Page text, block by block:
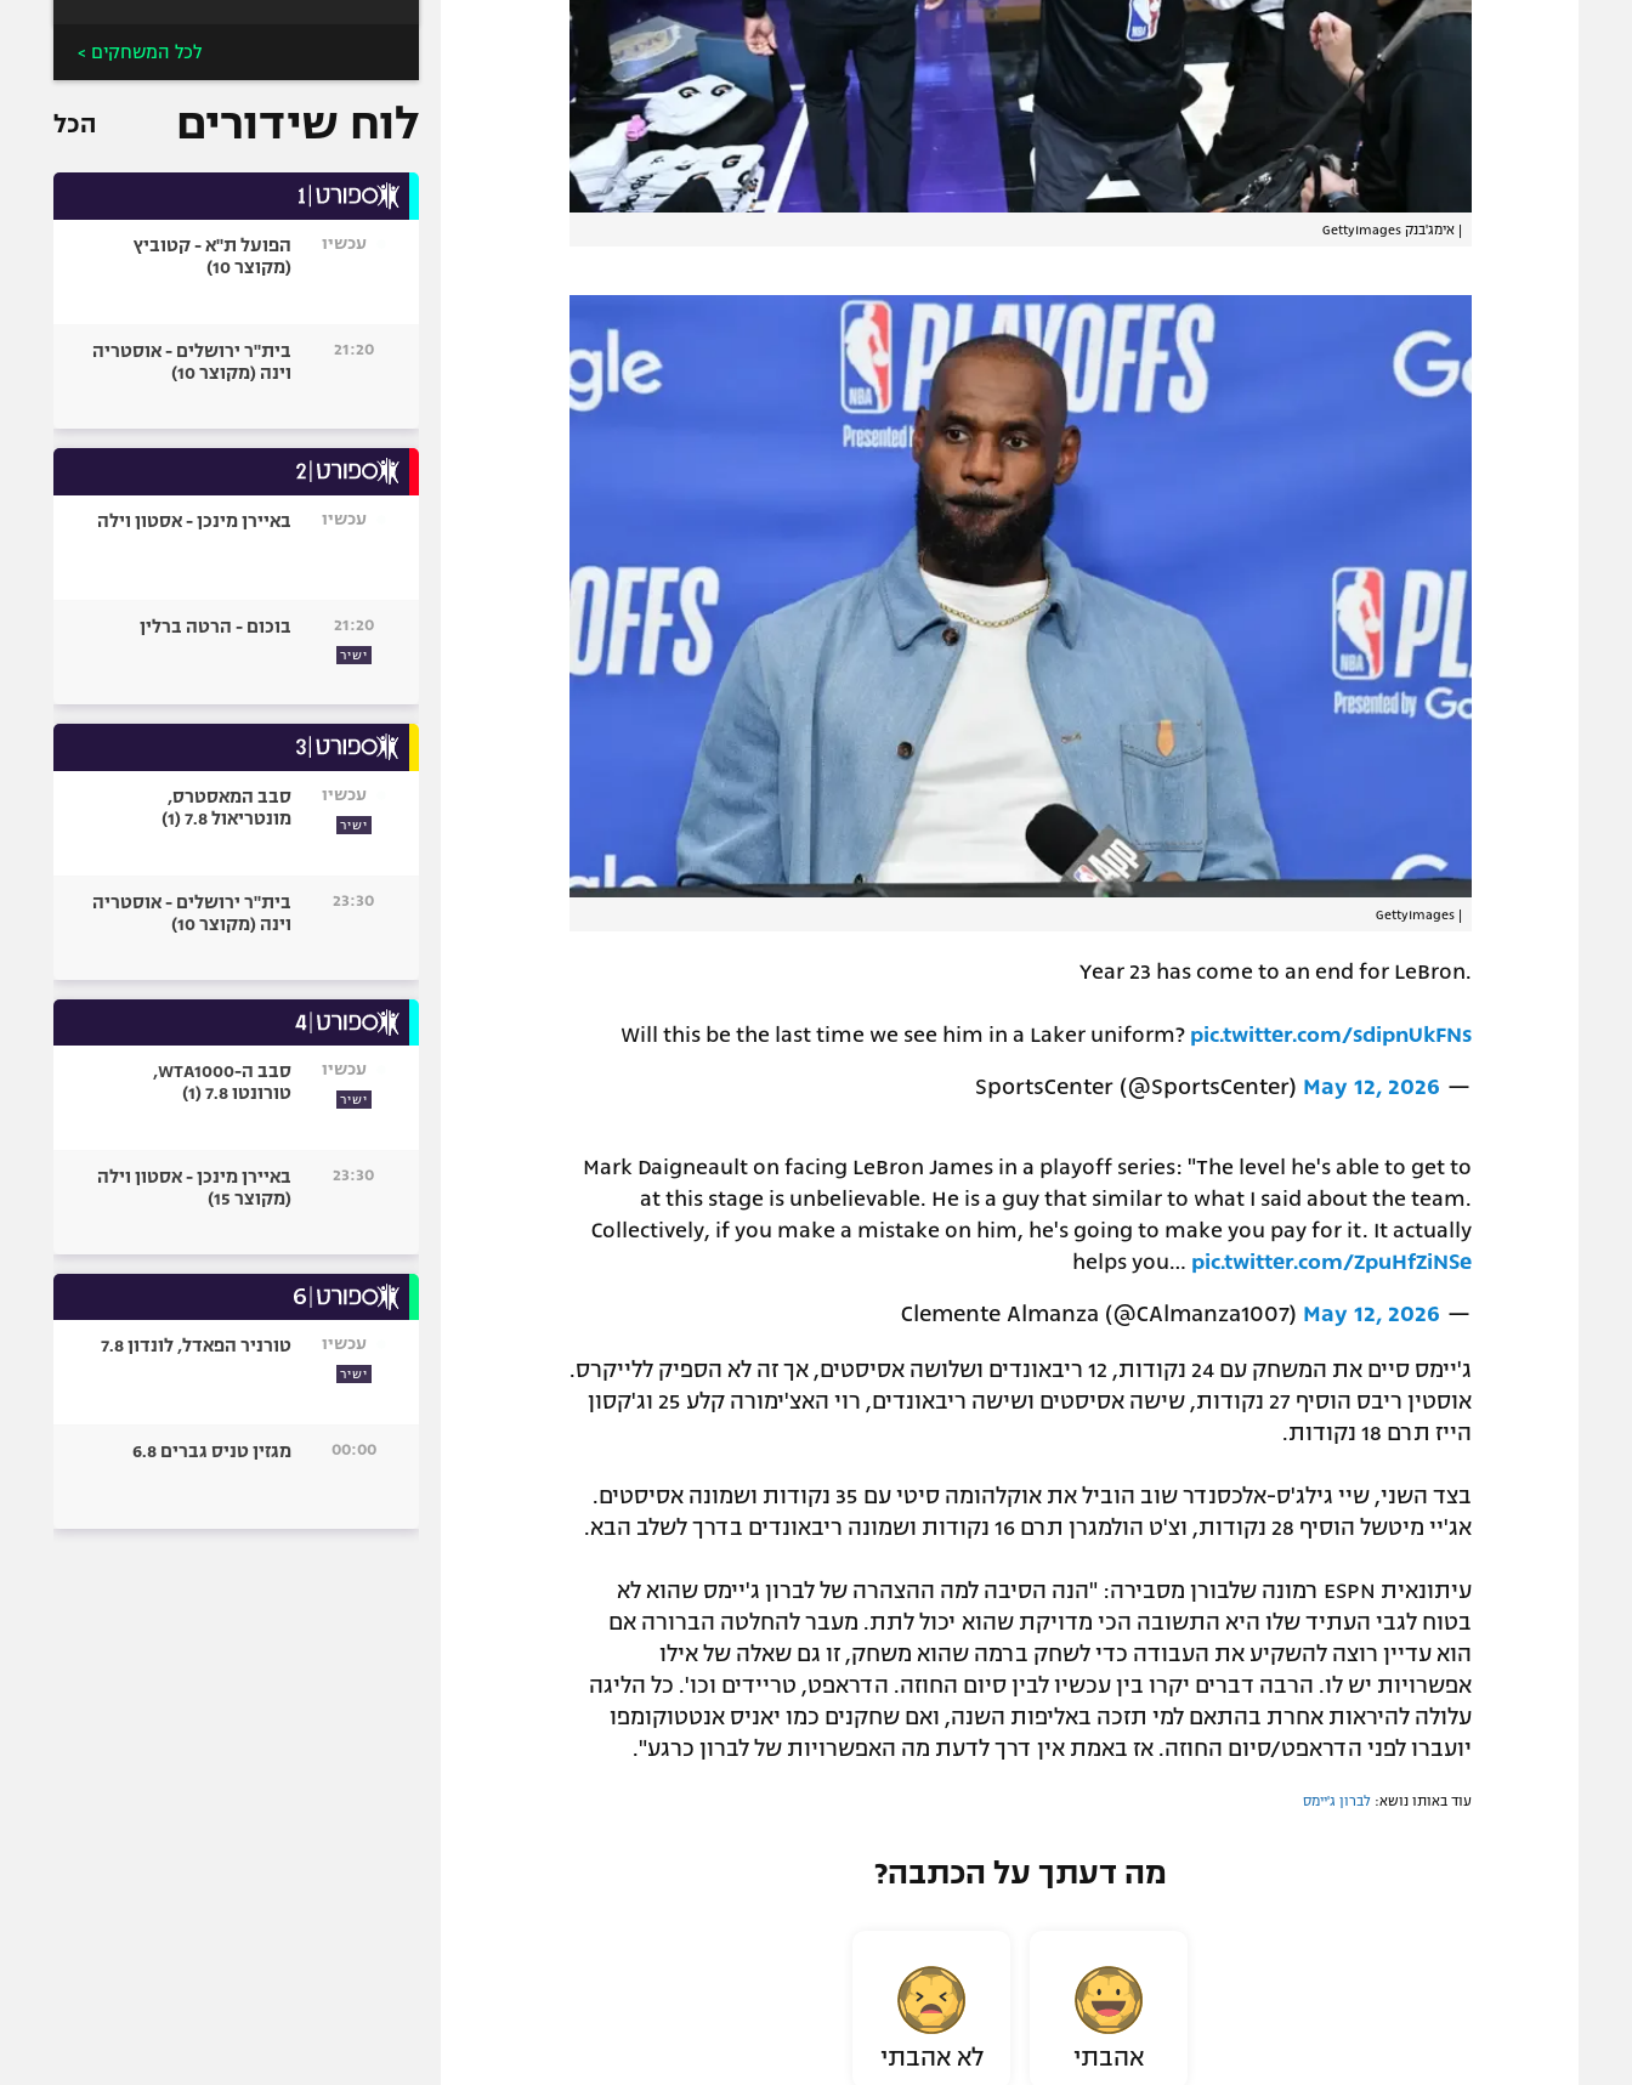
| אימג'בנק GettyImages
|
GettyImages
Year 23 has come to an end for LeBron.
Will this be the last time we see him in a Laker uniform? pic.twitter.com/sdipnUkFNs
— SportsCenter (@SportsCenter)
May 12, 2026
Mark Daigneault on facing LeBron James in a playoff series: "The level he's able to get to
at this stage is unbelievable. He is a guy that similar to what I said about the team.
Collectively, if you make a mistake on him, he's going to make you pay for it. It actually
helps you… pic.twitter.com/ZpuHfZiNSe
— Clemente Almanza (@CAlmanza1007)
May 12, 2026
ג'יימס סיים את המשחק עם 24 נקודות, 12 ריבאונדים ושלושה אסיסטים, אך זה לא הספיק ללייקרס.
אוסטין ריבס הוסיף 27 נקודות, שישה אסיסטים ושישה ריבאונדים, רוי האצ'ימורה קלע 25 וג'קסון
הייז תרם 18 נקודות.
בצד השני, שיי גילג'ס-אלכסנדר שוב הוביל את אוקלהומה סיטי עם 35 נקודות ושמונה אסיסטים.
אג'יי מיטשל הוסיף 28 נקודות, וצ'ט הולמגרן תרם 16 נקודות ושמונה ריבאונדים בדרך לשלב הבא.
עיתונאית ESPN רמונה שלבורן מסבירה: "הנה הסיבה למה ההצהרה של לברון ג'יימס שהוא לא
בטוח לגבי העתיד שלו היא התשובה הכי מדויקת שהוא יכול לתת. מעבר להחלטה הברורה אם
הוא עדיין רוצה להשקיע את העבודה כדי לשחק ברמה שהוא משחק, זו גם שאלה של אילו
אפשרויות יש לו. הרבה דברים יקרו בין עכשיו לבין סיום החוזה. הדראפט, טריידים וכו'. כל הליגה
עלולה להיראות אחרת בהתאם למי תזכה באליפות השנה, ואם שחקנים כמו יאניס אנטטוקומפו
יועברו לפני הדראפט/סיום החוזה. אז באמת אין דרך לדעת מה האפשרויות של לברון כרגע".
עוד באותו נושא: לברון ג'יימס
מה דעתך על הכתבה?
אהבתי לא אהבתי
לכל המשחקים >
לוח שידורים הכל
עכשיו
הפועל ת"א - קטוביץ
(מקוצר 10)
21:20
בית"ר ירושלים - אוסטריה
וינה (מקוצר 10)
עכשיו באיירן מינכן - אסטון וילה
21:20
ישיר
בוכום - הרטה ברלין
עכשיו
ישיר
סבב המאסטרס,
מונטריאול 7.8 (1)
23:30
בית"ר ירושלים - אוסטריה
וינה (מקוצר 10)
עכשיו
ישיר
סבב ה-WTA1000,
טורונטו 7.8 (1)
23:30
באיירן מינכן - אסטון וילה
(מקוצר 15)
עכשיו
ישיר
טורניר הפאדל, לונדון 7.8
00:00 מגזין טניס גברים 6.8